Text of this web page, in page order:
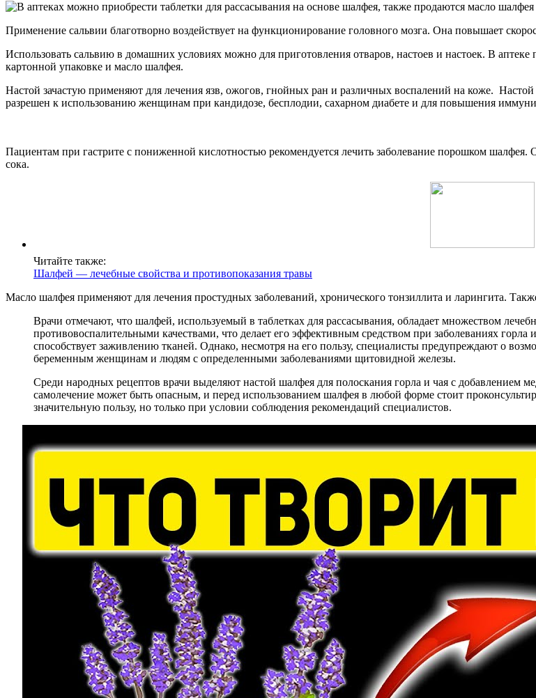
Применение сальвии благотворно воздействует на функционирование головного мозга. Она повышает
Использовать сальвию в домашних условиях можно для приготовления отваров, настоев и настоек. В аптеке
картонной упаковке и масло шалфея.
Настой зачастую применяют для лечения язв, ожогов, гнойных ран и различных воспалений на коже.
разрешен к использованию женщинам при кандидозе, бесплодии, сахарном диабете и для повышения
Пациентам при гастрите с пониженной кислотностью рекомендуется лечить заболевание порошком шалфея.
сока.
Читайте также:
Шалфей — лечебные свойства и противопоказания травы
Масло шалфея применяют для лечения простудных заболеваний, хронического тонзиллита и ларингита.
Врачи отмечают, что шалфей, используемый в таблетках для рассасывания, обладает множеством
противовоспалительными качествами, что делает его эффективным средством при заболеваниях
способствует заживлению тканей. Однако, несмотря на его пользу, специалисты предупреждают о
беременным женщинам и людям с определенными заболеваниями щитовидной железы.
Среди народных рецептов врачи выделяют настой шалфея для полоскания горла и чая с добавлением
самолечение может быть опасным, и перед использованием шалфея в любой форме стоит
значительную пользу, но только при условии соблюдения рекомендаций специалистов.